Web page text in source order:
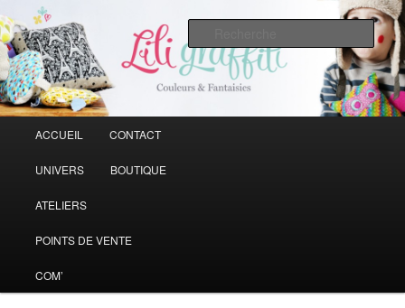
Liligraffiti
Vive la couleur qui rend la vie plus belle
Aller au contenu principal
Aller au contenu secondaire
ACCUEIL CONTACT
UNIVERS BOUTIQUE
ATELIERS
POINTS DE VENTE
COM’